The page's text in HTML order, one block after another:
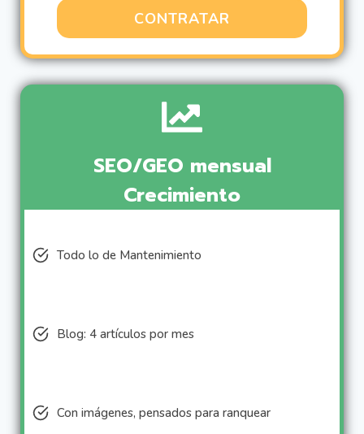
CONTRATAR
SEO/GEO mensual
Crecimiento
Todo lo de Mantenimiento
Blog: 4 artículos por mes
Con imágenes, pensados para ranquear